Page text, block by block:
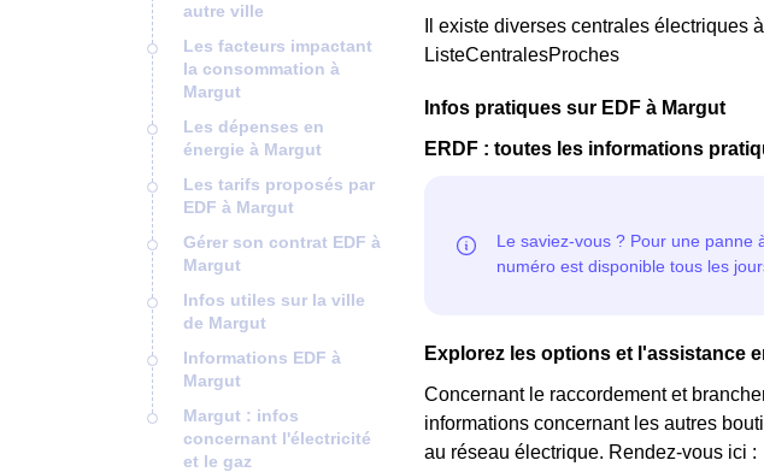
autre ville
Les facteurs impactant
la consommation à
Margut
Les dépenses en
énergie à Margut
Les tarifs proposés par
EDF à Margut
Gérer son contrat EDF à
Margut
Infos utiles sur la ville
de Margut
Informations EDF à
Margut
Margut : infos
concernant l'électricité
et le gaz
Il existe diverses centrales
ListeCentralesProches
Infos pratiques sur EDF à Margut
ERDF : toutes les informations
Explorez les options et l'assistance
Concernant le raccordement et
informations concernant les autres
au réseau électrique. Rendez-vous ici :